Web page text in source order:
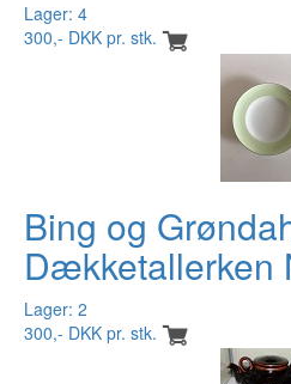
Lager: 4
300,- DKK pr. stk.
Bing og
Dækketallerken
Lager: 2
300,- DKK pr. stk.